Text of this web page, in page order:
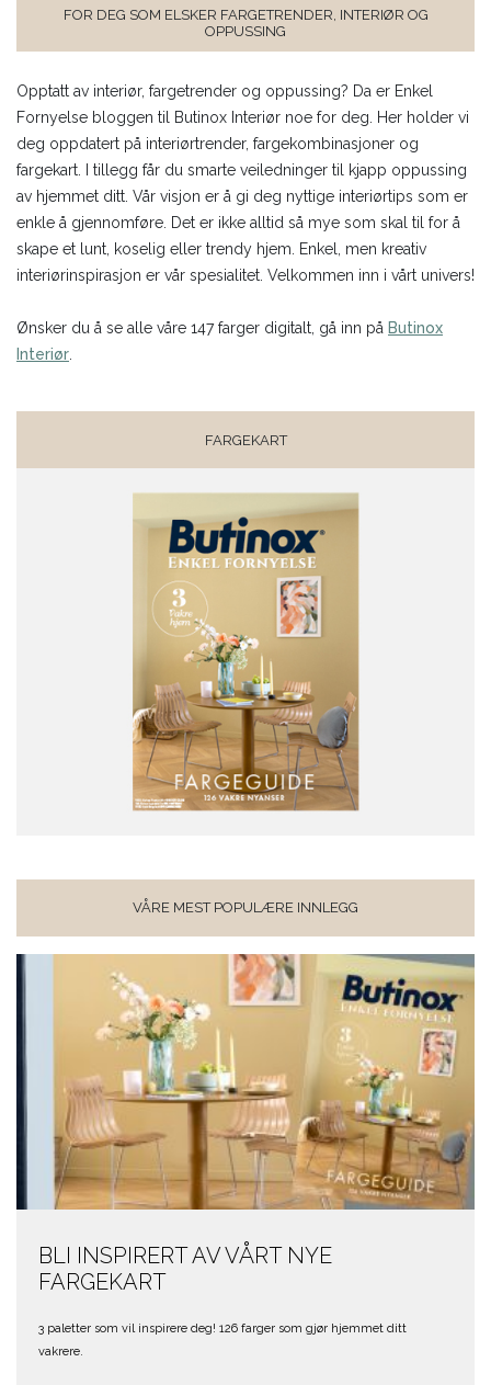
FOR DEG SOM ELSKER FARGETRENDER, INTERIØR OG
OPPUSSING
Opptatt av interiør, fargetrender og oppussing? Da er Enkel
Fornyelse bloggen til Butinox Interiør noe for deg. Her holder vi
deg oppdatert på interiørtrender, fargekombinasjoner og
fargekart. I tillegg får du smarte veiledninger til kjapp oppussing
av hjemmet ditt. Vår visjon er å gi deg nyttige interiørtips som er
enkle å gjennomføre. Det er ikke alltid så mye som skal til for å
skape et lunt, koselig eller trendy hjem. Enkel, men kreativ
interiørinspirasjon er vår spesialitet. Velkommen inn i vårt univers!
Ønsker du å se alle våre 147 farger digitalt, gå inn på Butinox
Interiør.
FARGEKART
VÅRE MEST POPULÆRE INNLEGG
BLI INSPIRERT AV VÅRT NYE
FARGEKART
3 paletter som vil inspirere deg! 126 farger som gjør hjemmet ditt
vakrere.